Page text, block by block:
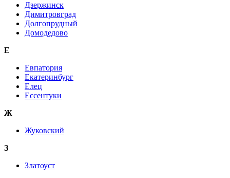
Дзержинск
Димитровград
Долгопрудный
Домодедово
Е
Евпатория
Екатеринбург
Елец
Ессентуки
Ж
Жуковский
З
Златоуст